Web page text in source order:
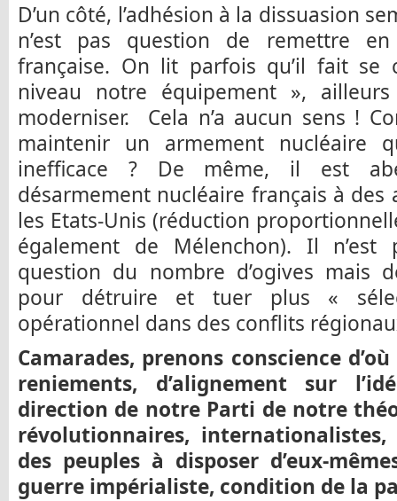
D’un côté, l’adhésion à la dissuasion
n’est pas question de remettre en
française. On lit parfois qu’il fait
niveau notre équipement »,
moderniser. Cela n’a aucun sens !
maintenir un armement nucléaire
inefficace ? De même, il est
désarmement nucléaire français à des
les Etats-Unis (réduction
également de Mélenchon). Il n’est
question du nombre d’ogives mais
pour détruire et tuer plus «
opérationnel dans des conflits
Camarades, prenons conscience
reniements, d’alignement sur
direction de notre Parti de notre
révolutionnaires,
des peuples à disposer d’eux-
guerre impérialiste, condition de la